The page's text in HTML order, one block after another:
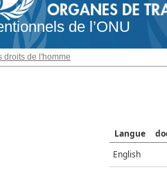
de l’ONU
droits de l'homme
Langue
English